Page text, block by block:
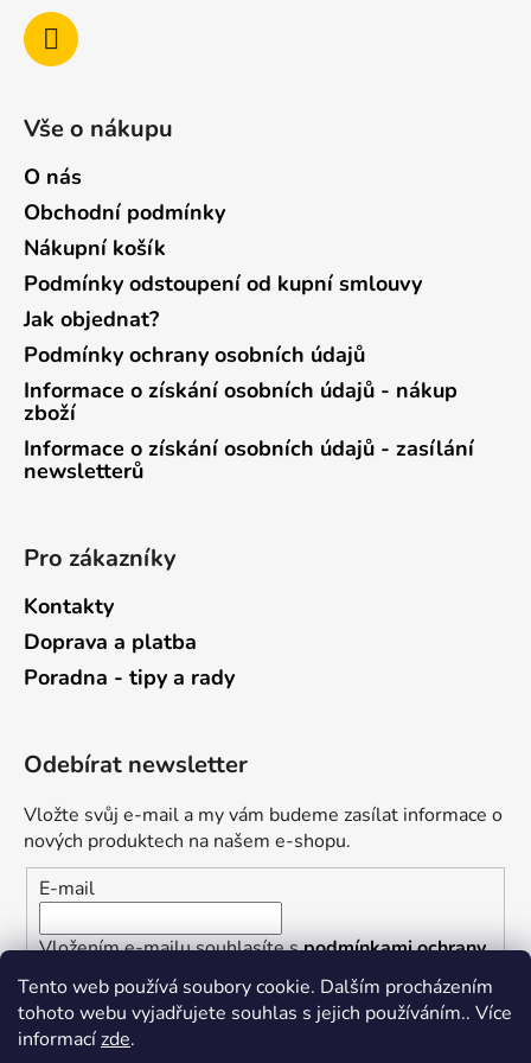
Tento web používá soubory cookie. Dalším procházením
tohoto webu vyjadřujete souhlas s jejich používáním.. Více
informacízde.
Vše o nákupu
O nás
Obchodní podmínky
Nákupní košík
Podmínky odstoupení od kupní smlouvy
Jak objednat?
Podmínky ochrany osobních údajů
Informace o získání osobních údajů - nákup
zboží
Informace o získání osobních údajů - zasílání
newsletterů
Pro zákazníky
Kontakty
Doprava a platba
Poradna - tipy a rady
Odebírat newsletter
Vložte svůj e-mail a my vám budeme zasílat informace o
nových produktech na našem e-shopu.
E-mail
Vložením e-mailu souhlasíte spodmínkami ochrany
osobních údajů
PŘIHLÁSIT SE